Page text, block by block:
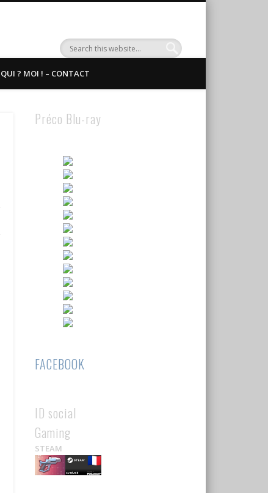
QUI ? MOI ! – CONTACT
Préco Blu-ray
FACEBOOK
ID social
Gaming
STEAM